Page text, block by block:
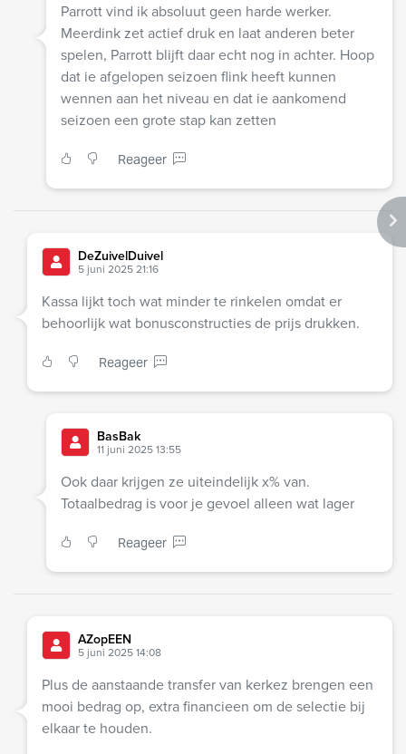
Parrott vind ik absoluut geen harde werker.
Meerdink zet actief druk en laat anderen beter
spelen, Parrott blijft daar echt nog in achter. Hoop
dat ie afgelopen seizoen flink heeft kunnen
wennen aan het niveau en dat ie aankomend
seizoen een grote stap kan zetten
Reageer
DeZuivelDuivel
5 juni 2025 21:16
Kassa lijkt toch wat minder te rinkelen omdat er
behoorlijk wat bonusconstructies de prijs drukken.
Reageer
BasBak
11 juni 2025 13:55
Ook daar krijgen ze uiteindelijk x% van.
Totaalbedrag is voor je gevoel alleen wat lager
Reageer
AZopEEN
5 juni 2025 14:08
Plus de aanstaande transfer van kerkez brengen een
mooi bedrag op, extra financieen om de selectie bij
elkaar te houden.